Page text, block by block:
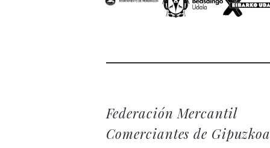
Federación Mercantil
Comerciantes de Gipuzkoa